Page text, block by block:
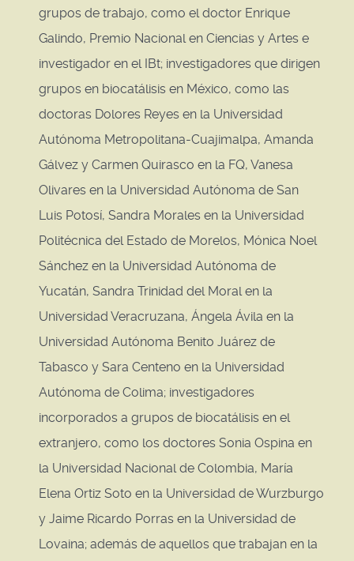
grupos de trabajo, como el doctor Enrique
Galindo, Premio Nacional en Ciencias y Artes e
investigador en el IBt; investigadores que dirigen
grupos en biocatálisis en México, como las
doctoras Dolores Reyes en la Universidad
Autónoma Metropolitana-Cuajimalpa, Amanda
Gálvez y Carmen Quirasco en la FQ, Vanesa
Olivares en la Universidad Autónoma de San
Luis Potosí, Sandra Morales en la Universidad
Politécnica del Estado de Morelos, Mónica Noel
Sánchez en la Universidad Autónoma de
Yucatán, Sandra Trinidad del Moral en la
Universidad Veracruzana, Ángela Ávila en la
Universidad Autónoma Benito Juárez de
Tabasco y Sara Centeno en la Universidad
Autónoma de Colima; investigadores
incorporados a grupos de biocatálisis en el
extranjero, como los doctores Sonia Ospina en
la Universidad Nacional de Colombia, María
Elena Ortiz Soto en la Universidad de Wurzburgo
y Jaime Ricardo Porras en la Universidad de
Lovaina; además de aquellos que trabajan en la